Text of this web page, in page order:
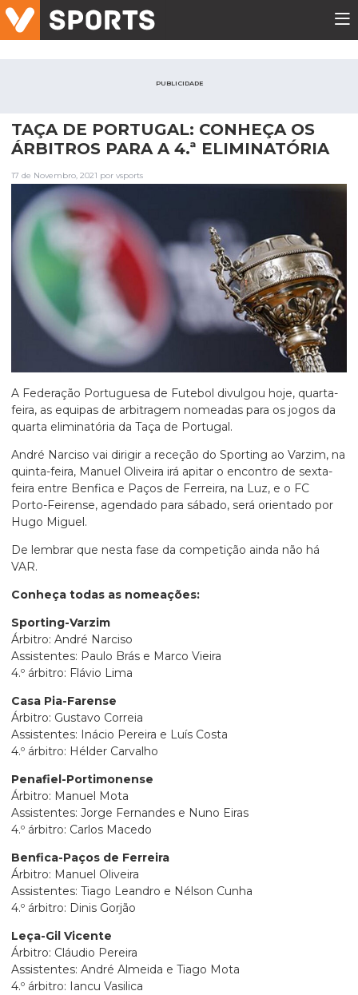
PUBLICIDADE
TAÇA DE PORTUGAL: CONHEÇA OS
ÁRBITROS PARA A 4.ª ELIMINATÓRIA
17 de Novembro, 2021 por vsports
A Federação Portuguesa de Futebol divulgou hoje, quarta-
feira, as equipas de arbitragem nomeadas para os jogos da
quarta eliminatória da Taça de Portugal.
André Narciso vai dirigir a receção do Sporting ao Varzim, na
quinta-feira, Manuel Oliveira irá apitar o encontro de sexta-
feira entre Benfica e Paços de Ferreira, na Luz, e o FC
Porto-Feirense, agendado para sábado, será orientado por
Hugo Miguel.
De lembrar que nesta fase da competição ainda não há
VAR.
Conheça todas as nomeações:
Sporting-Varzim
Árbitro: André Narciso
Assistentes: Paulo Brás e Marco Vieira
4.º árbitro: Flávio Lima
Casa Pia-Farense
Árbitro: Gustavo Correia
Assistentes: Inácio Pereira e Luís Costa
4.º árbitro: Hélder Carvalho
Penafiel-Portimonense
Árbitro: Manuel Mota
Assistentes: Jorge Fernandes e Nuno Eiras
4.º árbitro: Carlos Macedo
Benfica-Paços de Ferreira
Árbitro: Manuel Oliveira
Assistentes: Tiago Leandro e Nélson Cunha
4.º árbitro: Dinis Gorjão
Leça-Gil Vicente
Árbitro: Cláudio Pereira
Assistentes: André Almeida e Tiago Mota
4.º árbitro: Iancu Vasilica